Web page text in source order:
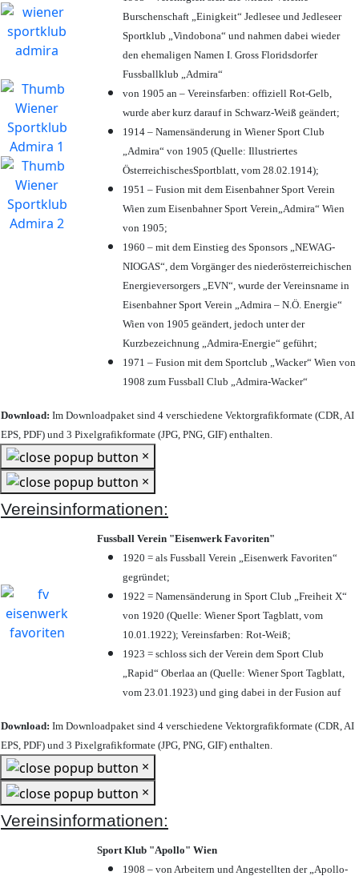
Burschenschaft „Einigkeit“ Jedlesee und Jedleseer
Sportklub „Vindobona“ und nahmen dabei wieder
den ehemaligen Namen I. Gross Floridsdorfer
Fussballklub „Admira“
von 1905 an – Vereinsfarben: offiziell Rot-Gelb,
wurde aber kurz darauf in Schwarz-Weiß geändert;
1914 – Namensänderung in Wiener Sport Club
„Admira“ von 1905 (Quelle: Illustriertes
ÖsterreichischesSportblatt, vom 28.02.1914);
1951 – Fusion mit dem Eisenbahner Sport Verein
Wien zum Eisenbahner Sport Verein„Admira“ Wien
von 1905;
1960 – mit dem Einstieg des Sponsors „NEWAG-
NIOGAS“, dem Vorgänger des niederösterreichischen
Energieversorgers „EVN“, wurde der Vereinsname in
Eisenbahner Sport Verein „Admira – N.Ö. Energie“
Wien von 1905 geändert, jedoch unter der
Kurzbezeichnung „Admira-Energie“ geführt;
1971 – Fusion mit dem Sportclub „Wacker“ Wien von
1908 zum Fussball Club „Admira-Wacker“
Download: Im Downloadpaket sind 4 verschiedene Vektorgrafikformate (CDR, AI
EPS, PDF) und 3 Pixelgrafikformate (JPG, PNG, GIF) enthalten.
×
×
Vereinsinformationen:
Fussball Verein "Eisenwerk Favoriten"
1920 = als Fussball Verein „Eisenwerk Favoriten“
gegründet;
1922 = Namensänderung in Sport Club „Freiheit X“
von 1920 (Quelle: Wiener Sport Tagblatt, vom
10.01.1922); Vereinsfarben: Rot-Weiß;
1923 = schloss sich der Verein dem Sport Club
„Rapid“ Oberlaa an (Quelle: Wiener Sport Tagblatt,
vom 23.01.1923) und ging dabei in der Fusion auf
Download: Im Downloadpaket sind 4 verschiedene Vektorgrafikformate (CDR, AI
EPS, PDF) und 3 Pixelgrafikformate (JPG, PNG, GIF) enthalten.
×
×
Vereinsinformationen:
Sport Klub "Apollo" Wien
1908 – von Arbeitern und Angestellten der „Apollo-